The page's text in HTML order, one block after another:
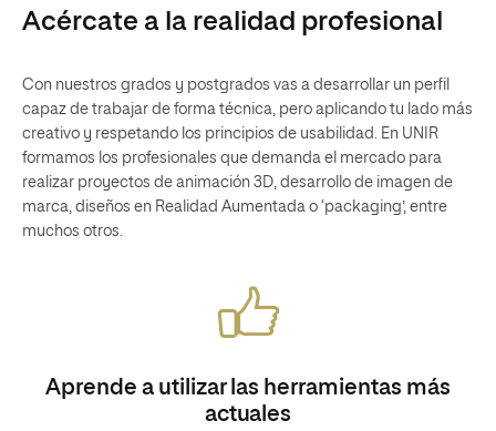
Acércate a la realidad profesional
Con nuestros grados y postgrados vas a desarrollar un perfil
capaz de trabajar de forma técnica, pero aplicando tu lado más
creativo y respetando los principios de usabilidad. En UNIR
formamos los profesionales que demanda el mercado para
realizar proyectos de animación 3D, desarrollo de imagen de
marca, diseños en Realidad Aumentada o ‘packaging’, entre
muchos otros.
Aprende a utilizar las herramientas más
actuales